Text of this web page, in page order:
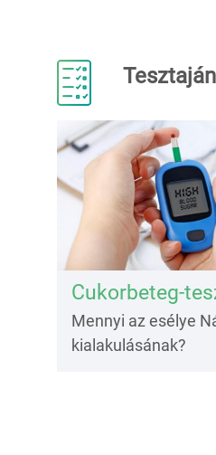
Cukorbeteg-
Mennyi az esélye
kialakulásának?